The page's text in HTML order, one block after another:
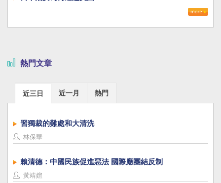
熱門文章
近三日 近一月 熱門
習獨裁的難處和大清洗
林保華
賴清德：中國民族促進惡法 國際應團結反制
黃靖媗